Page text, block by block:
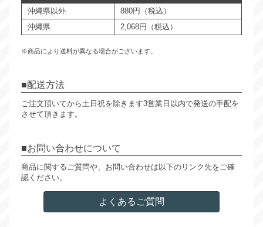
沖縄県以外
880円（税込）
沖縄県
2,068円（税込）
※商品により送料が異なる場合がございます。
配送方法
ご注文頂いてから土日祝を除きます3営業日以内で発送の手配を
させて頂きます。
お問い合わせについて
商品に関するご質問や、お問い合わせは以下のリンク先をご確
認ください。
よくあるご質問